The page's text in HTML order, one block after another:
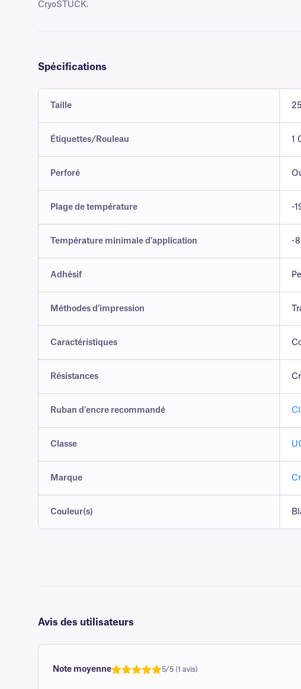
CryoSTUCK.
Spécifications
Taille
Étiquettes/Rouleau 1
Perforé
Plage de température -
Température minimale d'application -
Adhésif
Méthodes d'impression
Caractéristiques
Résistances
Ruban d'encre recommandé
Classe
Marque
Couleur(s)
Avis des utilisateurs
Note moyenne 5/5 (1 avis)